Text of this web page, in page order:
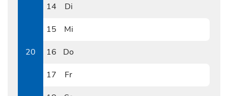
20
14
Di
15
Mi
16
Do
17
Fr